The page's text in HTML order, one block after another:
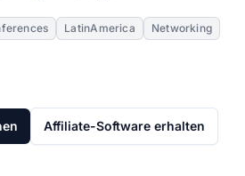
LatinAmerica
Networking
Affiliate-Software erhalten